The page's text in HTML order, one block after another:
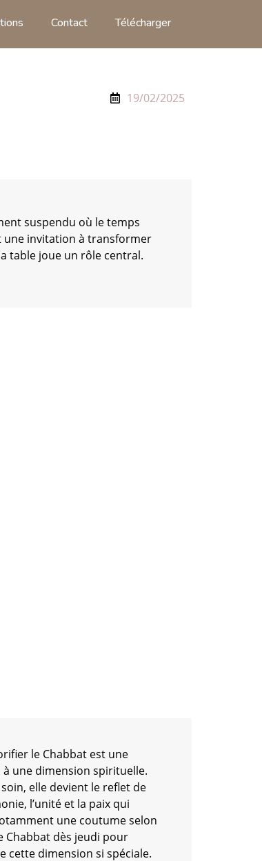
Contact Télécharger
19/02/2025
suspendu où le temps
une invitation à transformer
table joue un rôle central.
le Chabbat est une
à une dimension spirituelle.
elle devient le reflet de
l’unité et la paix qui
une coutume selon
Chabbat dès jeudi pour
cette dimension si spéciale.